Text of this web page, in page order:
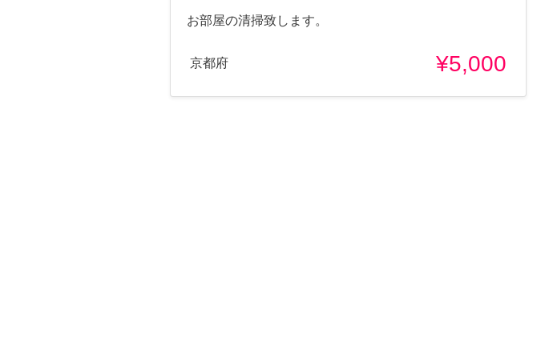
お部屋の清掃致します。
京都府 ¥5,000